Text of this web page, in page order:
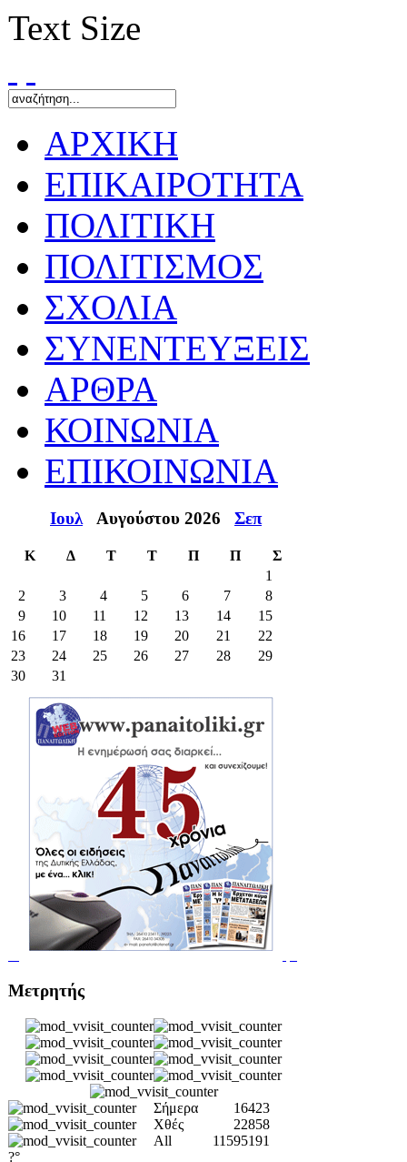
Text Size
ΑΡΧΙΚΗ
ΕΠΙΚΑΙΡΟΤΗΤΑ
ΠΟΛΙΤΙΚΗ
ΠΟΛΙΤΙΣΜΟΣ
ΣΧΟΛΙΑ
ΣΥΝΕΝΤΕΥΞΕΙΣ
ΑΡΘΡΑ
ΚΟΙΝΩΝΙΑ
ΕΠΙΚΟΙΝΩΝΙΑ
Ιουλ Αυγούστου 2026 Σεπ
Κ Δ Τ Τ Π Π
Σ
1
2
3 4 5 6 7
8
9
10 11 12 13 14
15
16
17 18 19 20 21
22
23
24 25 26 27 28
29
30
31
Μετρητής
Σήμερα
16423
Χθές
22858
All
11595191
?°